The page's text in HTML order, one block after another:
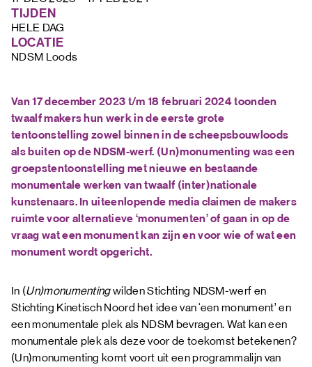
FAQ
TIJDEN
HELE DAG
LOCATIE
NDSM Loods
Van 17 december 2023 t/m 18 februari 2024 toonden
twaalf makers hun werk in de eerste grote
tentoonstelling zowel binnen in de scheepsbouwloods
als buiten op de NDSM-werf. (Un)monumenting was een
groepstentoonstelling met nieuwe en bestaande
monumentale werken van twaalf (inter)nationale
kunstenaars. In uiteenlopende media claimen de makers
ruimte voor alternatieve ‘monumenten’ of gaan in op de
vraag wat een monument kan zijn en voor wie of wat een
monument wordt opgericht.
In (Un)monumentingwilden Stichting NDSM-werf en
Stichting Kinetisch Noord het idee van ‘een monument’ en
een monumentale plek als NDSM bevragen. Wat kan een
monumentale plek als deze voor de toekomst betekenen?
(Un)monumenting komt voort uit een programmalijn van